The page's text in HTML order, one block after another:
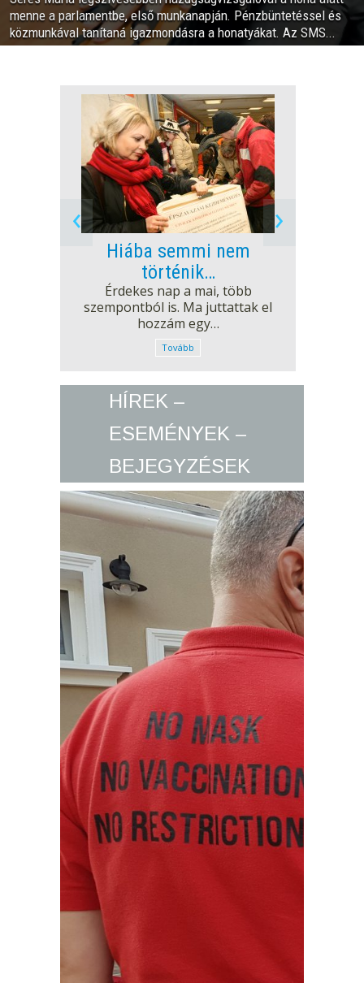
menne a parlamentbe, első munkanapján. Pénzbüntetéssel és
közmunkával tanítaná igazmondásra a honatyákat. Az SMS...
Hiába semmi nem
történik…
Érdekes nap a mai, több
szempontból is. Ma juttattak el
hozzám egy…
Tovább
‹ ›
HÍREK –
ESEMÉNYEK –
BEJEGYZÉSEK